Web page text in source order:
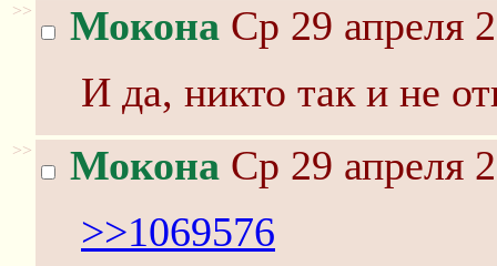
>> Мокона Ср 29 апреля
И да, никто так и не
>> Мокона Ср 29 апреля
>>1069576